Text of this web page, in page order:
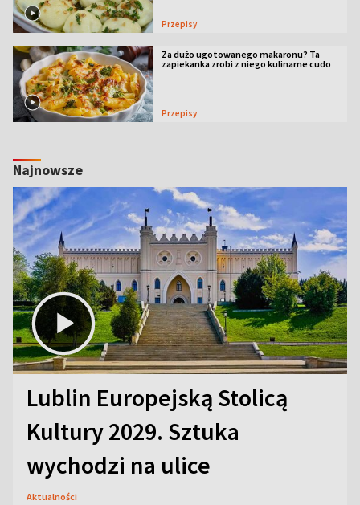
Przepisy
Za dużo ugotowanego makaronu? Ta
zapiekanka zrobi z niego kulinarne cudo
Przepisy
Najnowsze
Lublin Europejską Stolicą
Kultury 2029. Sztuka
wychodzi na ulice
Aktualności